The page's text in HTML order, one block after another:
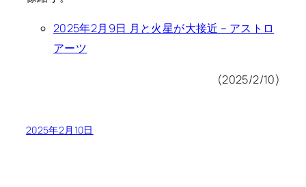
2025年2月9日 月と火星が大接近 – アストロ
アーツ
(2025/2/10)
2025年2月10日